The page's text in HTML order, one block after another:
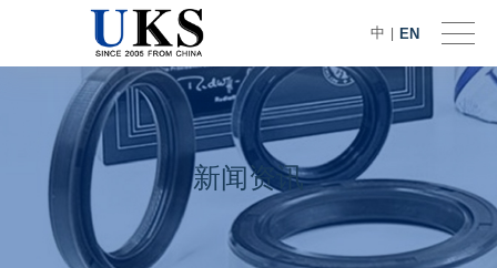
中 EN
新闻资讯